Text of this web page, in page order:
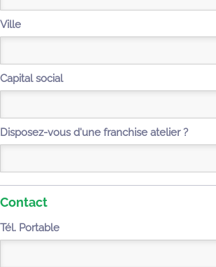
Ville
Capital social
Disposez-vous d'une franchise atelier ?
Contact
Tél. Portable